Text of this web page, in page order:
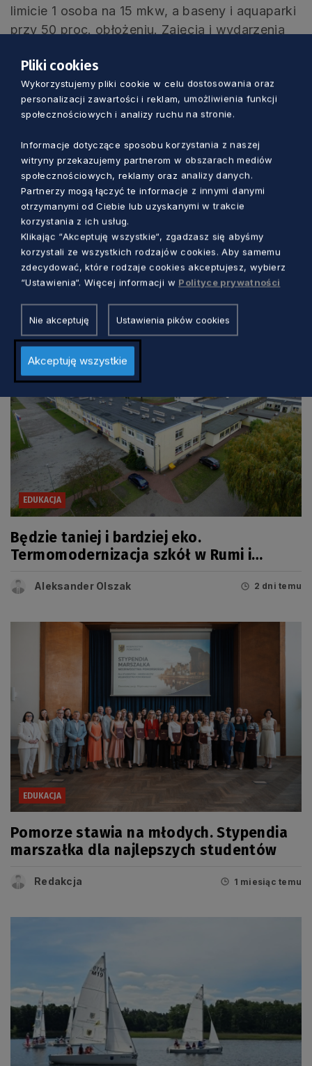
limicie 1 osoba na 15 mkw, a baseny i aquaparki
przy 50 proc. obłożeniu. Zajęcia i wydarzenia
odbywać się z limitem do 250 osób. Wszyscy
uczniowie powrócą do nauki stacjonarnej.
Zobacz również
EDUKACJA
Będzie taniej i bardziej eko.
Termomodernizacja szkół w Rumi i
Aleksander Olszak 2 dni temu
EDUKACJA
Pomorze stawia na młodych. Stypendia
marszałka dla najlepszych studentów
Redakcja 1 miesiąc temu
Pliki cookies
Wykorzystujemy pliki cookie w celu dostosowania oraz
personalizacji zawartości i reklam, umożliwienia funkcji
społecznościowych i analizy ruchu na stronie.
Informacje dotyczące sposobu korzystania z naszej
witryny przekazujemy partnerom w obszarach mediów
społecznościowych, reklamy oraz analizy danych.
Partnerzy mogą łączyć te informacje z innymi danymi
otrzymanymi od Ciebie lub uzyskanymi w trakcie
korzystania z ich usług.
Klikając “Akceptuję wszystkie“, zgadzasz się abyśmy
korzystali ze wszystkich rodzajów cookies. Aby samemu
zdecydować, które rodzaje cookies akceptujesz, wybierz
“Ustawienia“. Więcej informacji w Polityce prywatności
Nie akceptuję Ustawienia pików cookies
Akceptuję wszystkie